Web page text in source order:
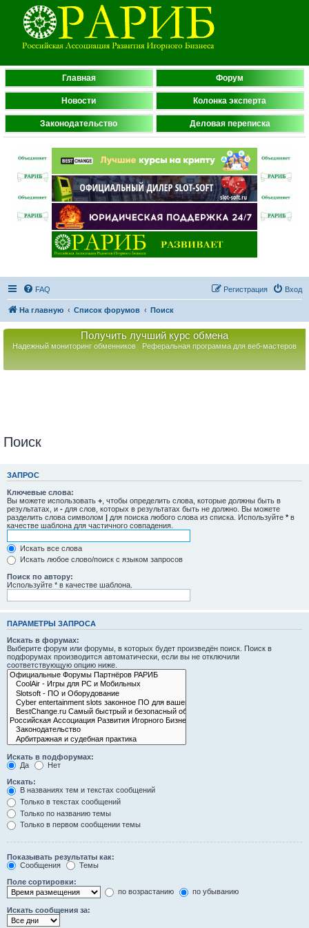
Главная Форум
Новости Колонка эксперта
Законодательство Деловая переписка
FAQ Вход
Регистрация
На главную Список форумов Поиск
Получить лучший курс обмена
Надежный мониторинг обменников Реферальная программа для веб-мастеров
Поиск
ЗАПРОС
Ключевые слова:
Вы можете использовать + , чтобы определить слова, которые должны быть в
результатах, и - для слов, которых в результатах быть не должно. Вы можете
разделить слова символом | для поиска любого слова из списка. Используйте * в
качестве шаблона для частичного совпадения.
Искать все слова
Искать любое слово/поиск с языком запросов
Поиск по автору:
Используйте * в качестве шаблона.
ПАРАМЕТРЫ ЗАПРОСА
Искать в форумах:
Выберите форум или форумы, в которых будет произведён поиск. Поиск в
подфорумах производится автоматически, если вы не отключили
соответствующую опцию ниже.
Искать в подфорумах:
Да
Нет
Искать:
В названиях тем и текстах сообщений
Только в текстах сообщений
Только по названию темы
Только в первом сообщении темы
Показывать результаты как:
Сообщения
Темы
Поле сортировки:
по возрастанию
по убыванию
Искать сообщения за: